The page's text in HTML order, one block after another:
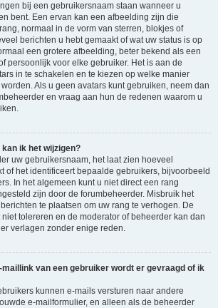
bij een gebruikersnaam staan wanneer u
bent. Een ervan kan een afbeelding zijn die
normaal in de vorm van sterren, blokjes of
berichten u hebt gemaakt of wat uw status is op
een grotere afbeelding, beter bekend als een
persoonlijk voor elke gebruiker. Het is aan de
in te schakelen en te kiezen op welke manier
Als u geen avatars kunt gebruiken, neem dan
en vraag aan hun de redenen waarom u
ik het wijzigen?
uw gebruikersnaam, het laat zien hoeveel
of het identificeert bepaalde gebruikers, bijvoorbeeld
In het algemeen kunt u niet direct een rang
zijn door de forumbeheerder. Misbruik het
te plaatsen om uw rang te verhogen. De
tolereren en de moderator of beheerder kan dan
verlagen zonder enige reden.
van een gebruiker wordt er gevraagd of ik
kunnen e-mails versturen naar andere
e-mailformulier, en alleen als de beheerder